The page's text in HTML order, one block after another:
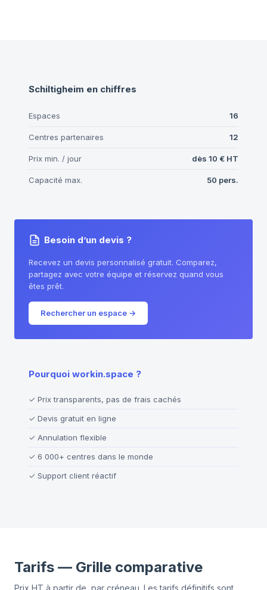
Schiltigheim en chiffres
Espaces 16
Centres partenaires 12
Prix min. / jour dès 10 € HT
Capacité max. 50 pers.
Besoin d’un devis ?
Recevez un devis personnalisé gratuit. Comparez,
partagez avec votre équipe et réservez quand vous
êtes prêt.
Rechercher un espace →
Pourquoi workin.space ?
✓ Prix transparents, pas de frais cachés
✓ Devis gratuit en ligne
✓ Annulation flexible
✓ 6 000+ centres dans le monde
✓ Support client réactif
Tarifs — Grille comparative
Prix HT à partir de, par créneau. Les tarifs définitifs sont